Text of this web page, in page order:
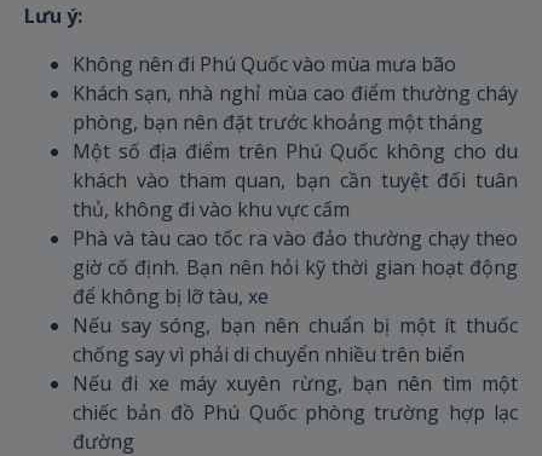
Lưu ý:
Không nên đi Phú Quốc vào mùa mưa bão
Khách sạn, nhà nghỉ mùa cao điểm thường cháy
phòng, bạn nên đặt trước khoảng một tháng
Một số địa điểm trên Phú Quốc không cho du
khách vào tham quan, bạn cần tuyệt đối tuân
thủ, không đi vào khu vực cấm
Phà và tàu cao tốc ra vào đảo thường chạy theo
giờ cố định. Bạn nên hỏi kỹ thời gian hoạt động
để không bị lỡ tàu, xe
Nếu say sóng, bạn nên chuẩn bị một ít thuốc
chống say vì phải di chuyển nhiều trên biển
Nếu đi xe máy xuyên rừng, bạn nên tìm một
chiếc bản đồ Phú Quốc phòng trường hợp lạc
đường